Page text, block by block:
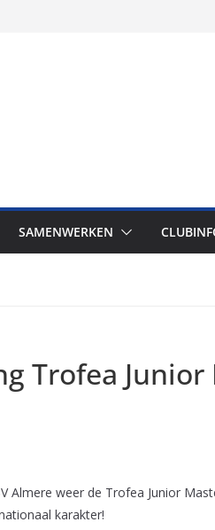
SAMENWERKEN
Trofea Junior
Almere weer de Trofea Junior
karakter!